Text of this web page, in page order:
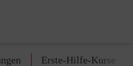
Erste-Hilfe-Kurse